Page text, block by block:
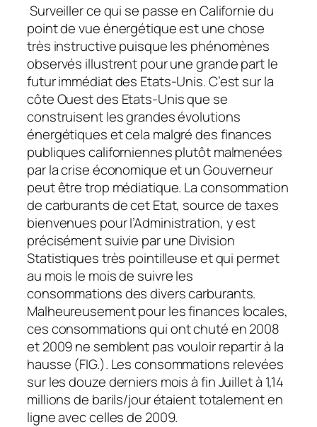
Surveiller ce qui se passe en Californie du
point de vue énergétique est une chose
très instructive puisque les phénomènes
observés illustrent pour une grande part le
futur immédiat des Etats-Unis. C’est sur la
côte Ouest des Etats-Unis que se
construisent les grandes évolutions
énergétiques et cela malgré des finances
publiques californiennes plutôt malmenées
par la crise économique et un Gouverneur
peut être trop médiatique. La consommation
de carburants de cet Etat, source de taxes
bienvenues pour l’Administration, y est
précisément suivie par une Division
Statistiques très pointilleuse et qui permet
au mois le mois de suivre les
consommations des divers carburants.
Malheureusement pour les finances locales,
ces consommations qui ont chuté en 2008
et 2009 ne semblent pas vouloir repartir à la
hausse (FIG.). Les consommations relevées
sur les douze derniers mois à fin Juillet à 1,14
millions de barils/jour étaient totalement en
ligne avec celles de 2009.